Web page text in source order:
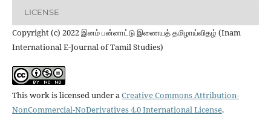
LICENSE
Copyright (c) 2022 இனம் பன்னாட்டு இணையத் தமிழாய்விதழ் (Inam
International E-Journal of Tamil Studies)
This work is licensed under aCreative Commons Attribution-
NonCommercial-NoDerivatives 4.0 International License.